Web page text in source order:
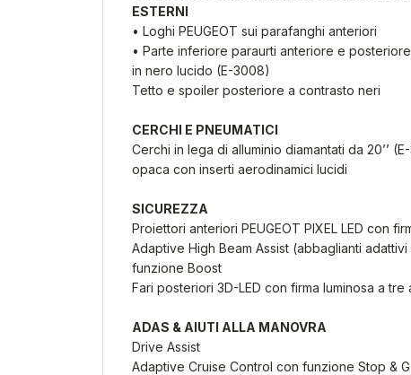
ESTERNI
• Loghi PEUGEOT sui parafanghi anteriori
• Parte inferiore paraurti anteriore e
in nero lucido (E-3008)
Tetto e spoiler posteriore a contrasto neri
CERCHI E PNEUMATICI
Cerchi in lega di alluminio diamantati da 20’’
opaca con inserti aerodinamici lucidi
SICUREZZA
Proiettori anteriori PEUGEOT PIXEL LED con
Adaptive High Beam Assist (abbaglianti
funzione Boost
Fari posteriori 3D-LED con firma luminosa a tre
ADAS & AIUTI ALLA MANOVRA
Drive Assist
Adaptive Cruise Control con funzione Stop &